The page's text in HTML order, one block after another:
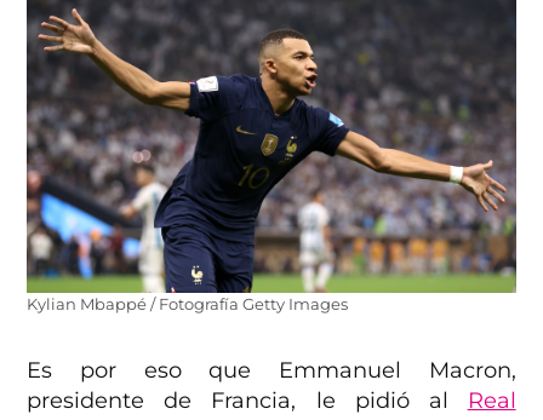
Kylian Mbappé / Fotografía Getty Images
Es por eso que Emmanuel Macron,
presidente de Francia, le pidió al
Real